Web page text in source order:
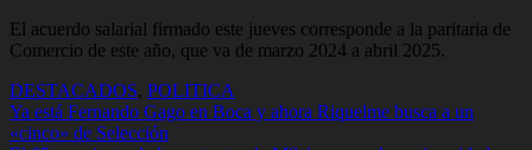
El acuerdo salarial firmado este jueves corresponde a la paritaria de
Comercio de este año, que va de marzo 2024 a abril 2025.
DESTACADOS, POLITICA
Navegación
Ya está Fernando Gago en Boca y ahora Riquelme busca a un
«cinco» de Selección